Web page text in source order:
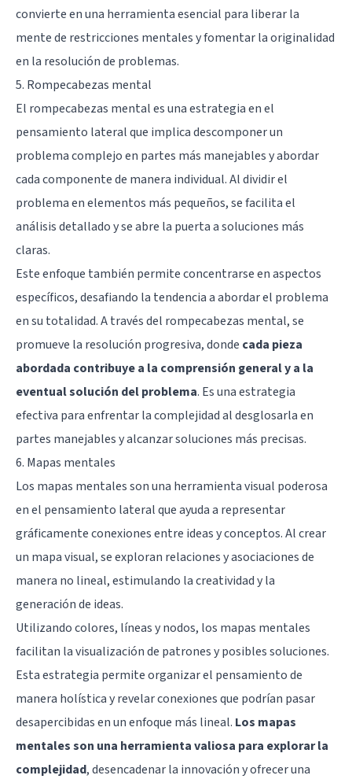
convierte en una herramienta esencial para liberar la
mente de restricciones mentales y fomentar la originalidad
en la resolución de problemas.
5. Rompecabezas mental
El rompecabezas mental es una estrategia en el
pensamiento lateral que implica descomponer un
problema complejo en partes más manejables y abordar
cada componente de manera individual. Al dividir el
problema en elementos más pequeños, se facilita el
análisis detallado y se abre la puerta a soluciones más
claras.
Este enfoque también permite concentrarse en aspectos
específicos, desafiando la tendencia a abordar el problema
en su totalidad. A través del rompecabezas mental, se
promueve la resolución progresiva, donde cada pieza
abordada contribuye a la comprensión general y a la
eventual solución del problema. Es una estrategia
efectiva para enfrentar la complejidad al desglosarla en
partes manejables y alcanzar soluciones más precisas.
6. Mapas mentales
Los mapas mentales son una herramienta visual poderosa
en el pensamiento lateral que ayuda a representar
gráficamente conexiones entre ideas y conceptos. Al crear
un mapa visual, se exploran relaciones y asociaciones de
manera no lineal, estimulando la creatividad y la
generación de ideas.
Utilizando colores, líneas y nodos, los mapas mentales
facilitan la visualización de patrones y posibles soluciones.
Esta estrategia permite organizar el pensamiento de
manera holística y revelar conexiones que podrían pasar
desapercibidas en un enfoque más lineal. Los mapas
mentales son una herramienta valiosa para explorar la
complejidad, desencadenar la innovación y ofrecer una